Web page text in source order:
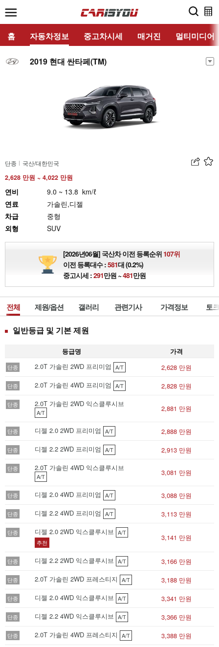
홈 자동차정보 중고차시세 매거진 멀티미디어
2019 현대 싼타페(TM)
단종 국산/대한민국
2,628 만원 ~ 4,022 만원
연비
9.0 ~ 13.8 km/ℓ
연료
가솔린,디젤
차급
중형
외형
SUV
[2026년06월] 국산차 이전 등록순위 107위
이전 등록대수 :581대 (0.2%)
중고시세 :291만원 ~481만원
전체 제원/옵션 갤러리 관련기사 가격정보 토
일반등급 및 기본 제원
등급명 가격
단종 2.0T 가솔린 2WD 프리미엄 A/T 2,628 만원
단종 2.0T 가솔린 4WD 프리미엄 A/T 2,828 만원
단종 2.0T 가솔린 2WD 익스클루시브
A/T 2,881 만원
단종 디젤 2.0 2WD 프리미엄 A/T 2,888 만원
단종 디젤 2.2 2WD 프리미엄 A/T 2,913 만원
단종 2.0T 가솔린 4WD 익스클루시브
A/T 3,081 만원
단종 디젤 2.0 4WD 프리미엄 A/T 3,088 만원
단종 디젤 2.2 4WD 프리미엄 A/T 3,113 만원
단종 디젤 2.0 2WD 익스클루시브 A/T
추천
3,141 만원
단종 디젤 2.2 2WD 익스클루시브 A/T 3,166 만원
단종 2.0T 가솔린 2WD 프레스티지 A/T 3,188 만원
단종 디젤 2.0 4WD 익스클루시브 A/T 3,341 만원
단종 디젤 2.2 4WD 익스클루시브 A/T 3,366 만원
단종 2.0T 가솔린 4WD 프레스티지 A/T 3,388 만원